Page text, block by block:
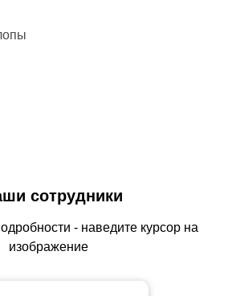
сотрудники
- наведите курсор на
изображение